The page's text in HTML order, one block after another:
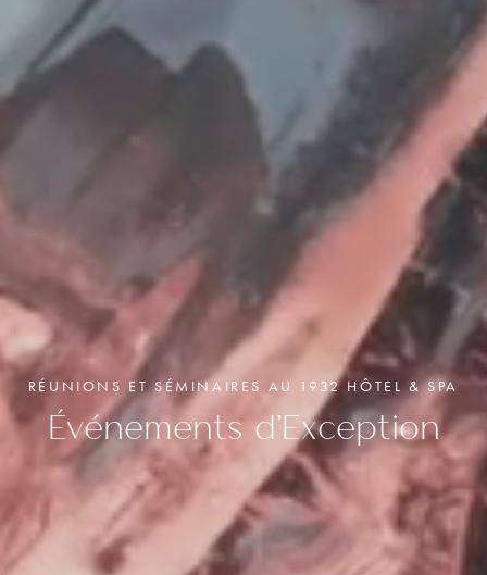
RÉUNIONS ET SÉMINAIRES AU 1932 HÔTEL & SPA
Événements d'Exception